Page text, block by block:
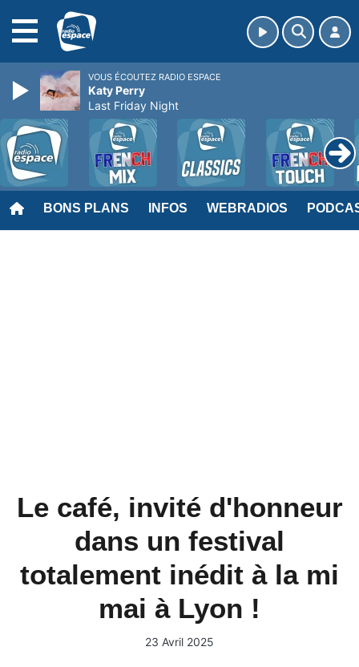
BONS PLANS INFOS WEBRADIOS
Le café, invité d'honneur
dans un festival
totalement inédit à la mi
mai à Lyon !
23 Avril 2025
VOUS ÉCOUTEZ RADIO ESPACE
Katy Perry
Last Friday Night